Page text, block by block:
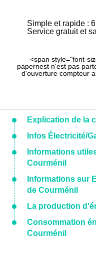
Simple et rapide :
Service gratuit et
<span style="font-
papernest n'est pas
d'ouverture compteur
Explication de la
Infos Électricité/
Informations
Courménil
Informations sur
de Courménil
La production
Consommation
Courménil